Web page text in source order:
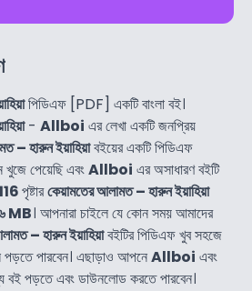
পিডিএফ [PDF] একটি বাংলা বই।
- Allboi এর লেখা একটি জনপ্রিয়
– হারুন ইয়াহিয়াবইয়ের একটি পিডিএফ
পেয়েছি এবংAllboi এর অসাধারণ বইটি
পৃষ্টারকেয়ামতের আলামত – হারুন ইয়াহিয়া
MB। আপনারা চাইলে যে কোন সময় আমাদের
– হারুন ইয়াহিয়াবইটির পিডিএফ খুব সহজে
পারবেন। এছাড়াও আপনেAllboi এবং
বই পড়তে এবং ডাউনলোড করতে পারবেন।